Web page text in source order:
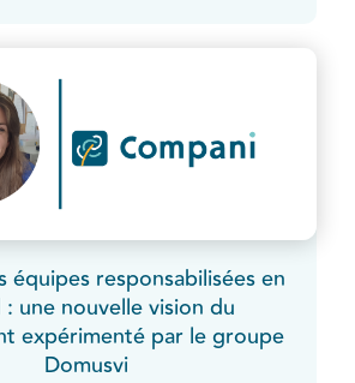
équipes responsabilisées en
: une nouvelle vision du
expérimenté par le groupe
Domusvi